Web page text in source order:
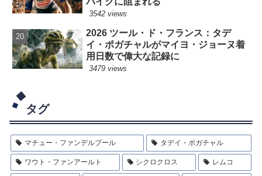
3542 views
2026 ツール・ド・フランス：タデ
イ・ポガチャルがマイヨ・ジョーヌ着
用日数で偉大な記録に
3479 views
タグ
マチュー・ファンデルプール タデイ・ポガチャル
ワウト・ファンアールト シクロクロス レムコ